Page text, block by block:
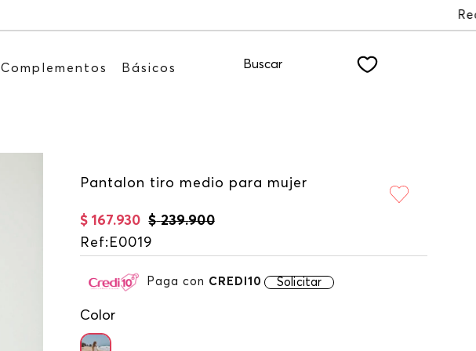
Complementos Básicos Buscar
Pantalon tiro medio para mujer
$ 239.900
$ 167.930
Ref: E0019
Paga con CREDI10 Solicitar
Color